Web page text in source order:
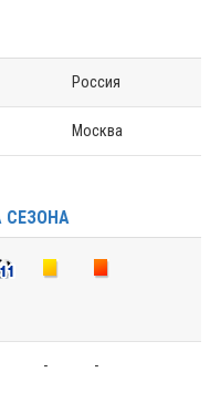
Россия
Москва
СЕЗОНА
- -